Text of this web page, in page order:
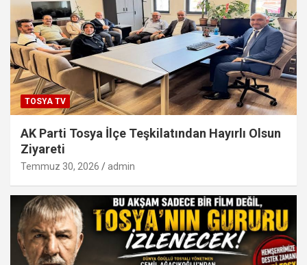
TOSYA TV
AK Parti Tosya İlçe Teşkilatından Hayırlı Olsun
Ziyareti
Temmuz 30, 2026 admin